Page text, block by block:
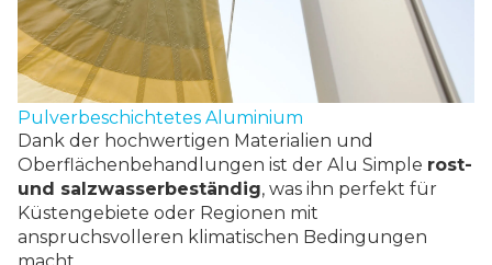
Pulverbeschichtetes Aluminium
Dank der hochwertigen Materialien und
Oberflächenbehandlungen ist der Alu Simple rost-
und salzwasserbeständig, was ihn perfekt für
Küstengebiete oder Regionen mit
anspruchsvolleren klimatischen Bedingungen